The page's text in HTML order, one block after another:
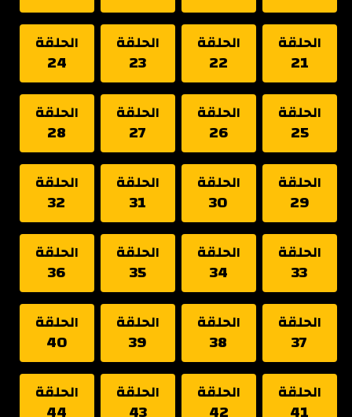
الحلقة
21
الحلقة
22
الحلقة
23
الحلقة
24
الحلقة
25
الحلقة
26
الحلقة
27
الحلقة
28
الحلقة
29
الحلقة
30
الحلقة
31
الحلقة
32
الحلقة
33
الحلقة
34
الحلقة
35
الحلقة
36
الحلقة
37
الحلقة
38
الحلقة
39
الحلقة
40
الحلقة الحلقة الحلقة الحلقة